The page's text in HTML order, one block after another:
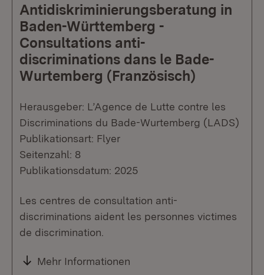
Antidiskriminierungsberatung in
Baden-Württemberg -
Consultations anti-
discriminations dans le Bade-
Wurtemberg (Französisch)
Herausgeber: L’Agence de Lutte contre les
Discriminations du Bade-Wurtemberg (LADS)
Publikationsart: Flyer
Seitenzahl: 8
Publikationsdatum: 2025
Les centres de consultation anti-
discriminations aident les personnes victimes
de discrimination.
Mehr Informationen